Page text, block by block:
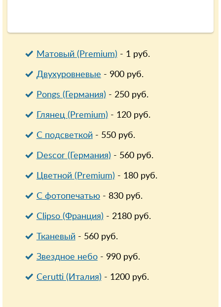
Матовый (Premium) - 1руб.
Двухуровневые - 900руб.
Pongs (Германия) - 250руб.
Глянец (Premium) - 120руб.
С подсветкой- 550руб.
Descor (Германия) - 560руб.
Цветной (Premium) - 180руб.
С фотопечатью- 830руб.
Clipso (Франция) - 2180руб.
Тканевый- 560руб.
Звездное небо- 990руб.
Cerutti (Италия) - 1200руб.